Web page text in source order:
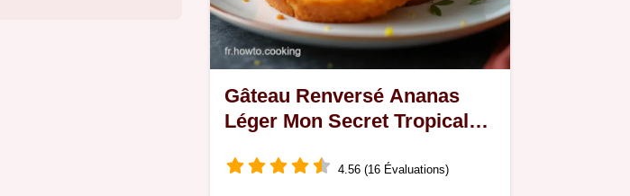
Gâteau Renversé Ananas
Léger Mon Secret Tropical
4.56 (16 Évaluations)